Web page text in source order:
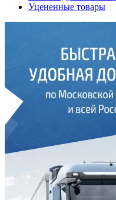
Уцененные товары